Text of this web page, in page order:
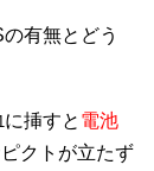
有無とどう
に挿すと 電池
クトが立たず